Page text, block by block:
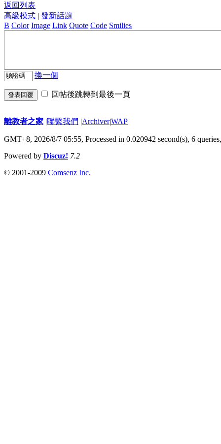
返回列表
高級模式 | 發新話題
B Color Image Link Quote Code Smilies
換一個
發表回覆 回帖後跳轉到最後一頁
離教者之家 |聯繫我們 |Archiver|WAP
GMT+8, 2026/8/7 05:55, Processed in 0.020942 second(s), 6
Powered by Discuz! 7.2
© 2001-2009 Comsenz Inc.